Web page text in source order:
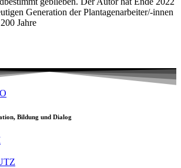
Generation der Plantagenarbeiter/-innen
Jahre
Bildung und Dialog